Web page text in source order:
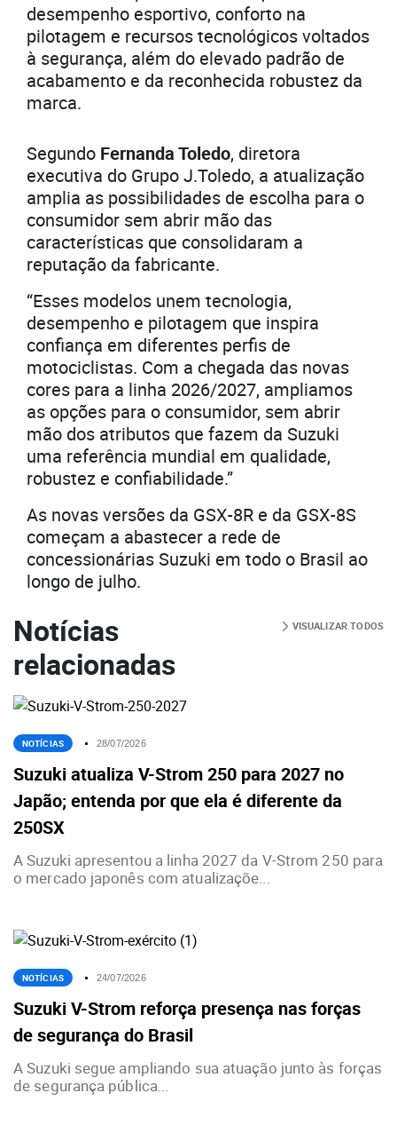
desempenho esportivo, conforto na
pilotagem e recursos tecnológicos voltados
à segurança, além do elevado padrão de
acabamento e da reconhecida robustez da
marca.
Segundo Fernanda Toledo, diretora
executiva do Grupo J.Toledo, a atualização
amplia as possibilidades de escolha para o
consumidor sem abrir mão das
características que consolidaram a
reputação da fabricante.
“Esses modelos unem tecnologia,
desempenho e pilotagem que inspira
confiança em diferentes perfis de
motociclistas. Com a chegada das novas
cores para a linha 2026/2027, ampliamos
as opções para o consumidor, sem abrir
mão dos atributos que fazem da Suzuki
uma referência mundial em qualidade,
robustez e confiabilidade.”
As novas versões da GSX-8R e da GSX-8S
começam a abastecer a rede de
concessionárias Suzuki em todo o Brasil ao
longo de julho.
Notícias
relacionadas
VISUALIZAR TODOS
NOTÍCIAS 28/07/2026
Suzuki atualiza V-Strom 250 para 2027 no
Japão; entenda por que ela é diferente da
250SX
A Suzuki apresentou a linha 2027 da V-Strom 250 para
o mercado japonês com atualizaçõe...
NOTÍCIAS 24/07/2026
Suzuki V-Strom reforça presença nas forças
de segurança do Brasil
A Suzuki segue ampliando sua atuação junto às forças
de segurança pública...